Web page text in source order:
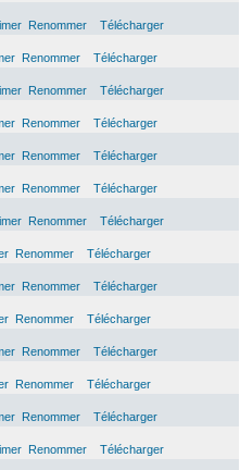
Renommer
Télécharger
Renommer
Télécharger
Renommer
Télécharger
Renommer
Télécharger
Renommer
Télécharger
Renommer
Télécharger
Renommer
Télécharger
Renommer
Télécharger
Renommer
Télécharger
Renommer
Télécharger
Renommer
Télécharger
Renommer
Télécharger
Renommer
Télécharger
Renommer
Télécharger